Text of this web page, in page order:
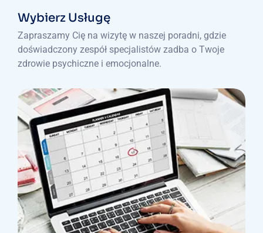
Wybierz Usługę
Zapraszamy Cię na wizytę w naszej poradni, gdzie
doświadczony zespół specjalistów zadba o Twoje
zdrowie psychiczne i emocjonalne.